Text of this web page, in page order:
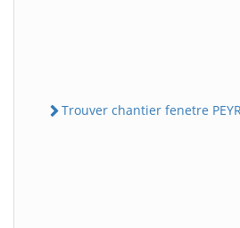
Trouver chantier fenetre